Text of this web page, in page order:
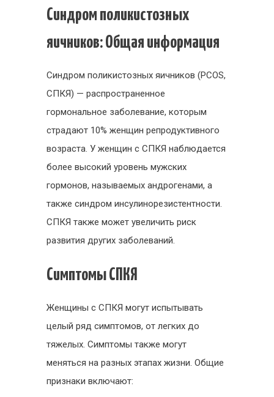
Синдром поликистозных
яичников: Общая информация
Синдром поликистозных яичников (PCOS,
СПКЯ) — распространенное
гормональное заболевание, которым
страдают 10% женщин репродуктивного
возраста. У женщин с СПКЯ наблюдается
более высокий уровень мужских
гормонов, называемых андрогенами, а
также синдром инсулинорезистентности.
СПКЯ также может увеличить риск
развития других заболеваний.
Симптомы СПКЯ
Женщины с СПКЯ могут испытывать
целый ряд симптомов, от легких до
тяжелых. Симптомы также могут
меняться на разных этапах жизни. Общие
признаки включают: